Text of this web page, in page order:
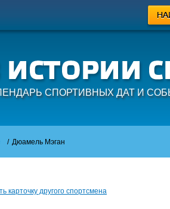
СПОРТИВНЫХ ДАТ И
/ Дюамель Мэган
карточку другого спортсмена